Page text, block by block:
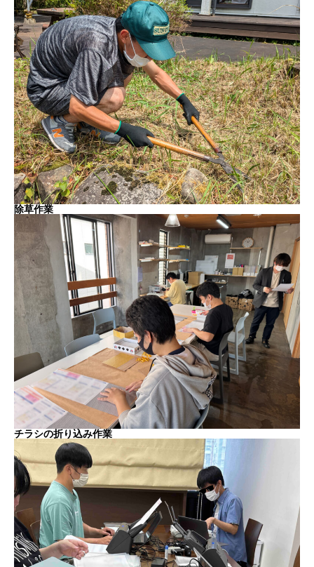
除草作業
チラシの折り込み作業